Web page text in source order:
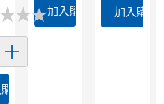
★★
★★
物車
加入購物車 加入購物